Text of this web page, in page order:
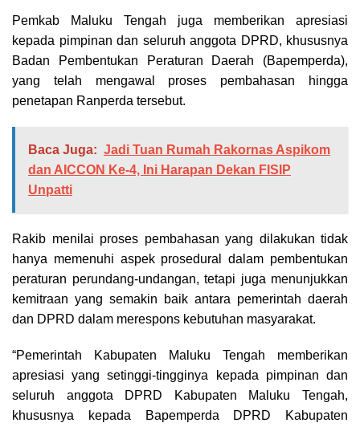
Pemkab Maluku Tengah juga memberikan apresiasi
kepada pimpinan dan seluruh anggota DPRD, khususnya
Badan Pembentukan Peraturan Daerah (Bapemperda),
yang telah mengawal proses pembahasan hingga
penetapan Ranperda tersebut.
Baca Juga: Jadi Tuan Rumah Rakornas Aspikom
dan AICCON Ke-4, Ini Harapan Dekan FISIP
Unpatti
Rakib menilai proses pembahasan yang dilakukan tidak
hanya memenuhi aspek prosedural dalam pembentukan
peraturan perundang-undangan, tetapi juga menunjukkan
kemitraan yang semakin baik antara pemerintah daerah
dan DPRD dalam merespons kebutuhan masyarakat.
“Pemerintah Kabupaten Maluku Tengah memberikan
apresiasi yang setinggi-tingginya kepada pimpinan dan
seluruh anggota DPRD Kabupaten Maluku Tengah,
khususnya kepada Bapemperda DPRD Kabupaten